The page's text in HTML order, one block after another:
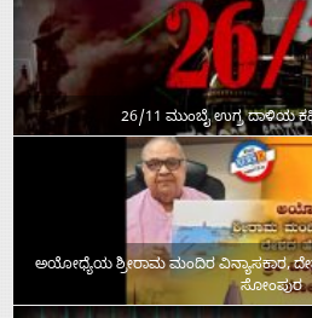
26/11 ಮುಂಬೈ ಉಗ್ರ ದಾಳಿಯ
ಅಯೋಧ್ಯೆಯ ಶ್ರೀರಾಮ ಮಂದಿರ ವಿನ್ಯಾಸಕಾರ,
ಸೋಂಪುರ